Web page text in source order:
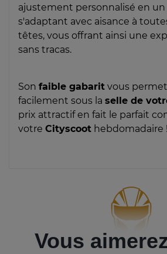
ajustement personnalisé en
s'adaptant avec aisance à
têtes, vous offrant ainsi une
sans tracas.
Son faible gabarit vous
facilement sous la selle de
prix attractif en fait le parfait
votre Cityscoot hebdomadaire !
Vous